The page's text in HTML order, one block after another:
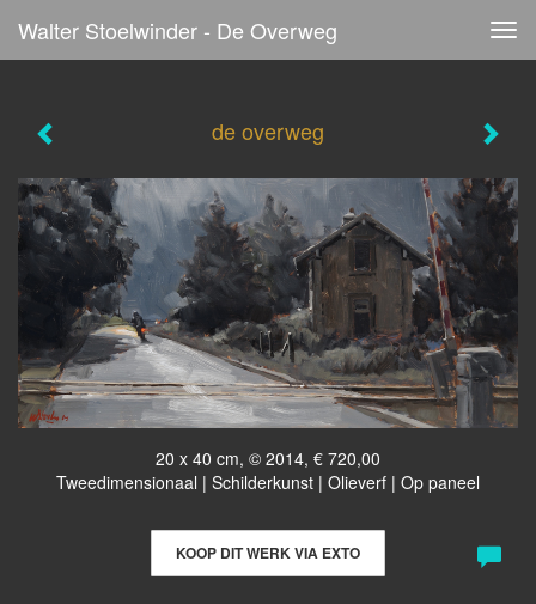
Walter Stoelwinder - De Overweg
de overweg
20 x 40 cm, © 2014, € 720,00
Tweedimensionaal | Schilderkunst | Olieverf | Op paneel
KOOP DIT WERK VIA EXTO